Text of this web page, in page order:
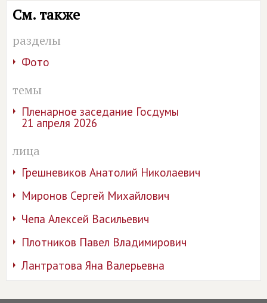
См. также
разделы
Фото
темы
Пленарное заседание Госдумы
21 апреля 2026
лица
Грешневиков Анатолий Николаевич
Миронов Сергей Михайлович
Чепа Алексей Васильевич
Плотников Павел Владимирович
Лантратова Яна Валерьевна